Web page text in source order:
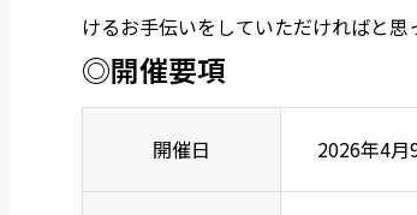
けるお手伝いをしていただければと思
◎開催要項
開催日 2026年4